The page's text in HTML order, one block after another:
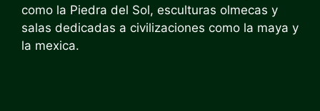
como la Piedra del Sol, esculturas olmecas y
salas dedicadas a civilizaciones como la maya y
la mexica.